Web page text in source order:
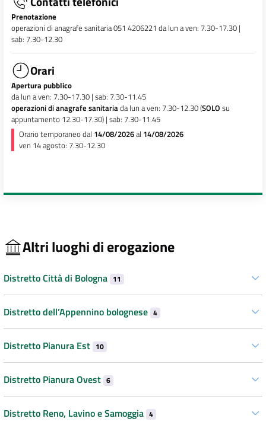
Prenotazione
operazioni di anagrafe sanitaria 051 4206221 da lun a ven: 7.30-17.30 |
sab: 7.30-12.30
Orari
Apertura pubblico
da lun a ven: 7.30-17.30 | sab: 7.30-11.45
operazioni di anagrafe sanitariada lun a ven: 7.30-12.30 (SOLO su
appuntamento 12.30-17.30) | sab: 7.30-11.45
Orario temporaneo dal 14/08/2026al 14/08/2026
ven 14 agosto: 7.30-12.30
Altri luoghi di erogazione
Distretto Città di Bologna 11
Distretto dell’Appennino bolognese 4
Distretto Pianura Est 10
Distretto Pianura Ovest 6
Distretto Reno, Lavino e Samoggia 4